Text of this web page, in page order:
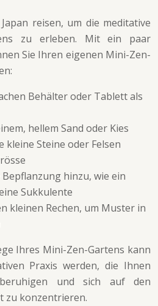
reisen, um die meditative
zu erleben. Mit ein paar
Sie Ihren eigenen Mini-Zen-
Behälter oder Tablett als
hellem Sand oder Kies
kleine Steine oder Felsen
Bepflanzung hinzu, wie ein
Sukkulente
kleinen Rechen, um Muster in
Ihres Mini-Zen-Gartens kann
Praxis werden, die Ihnen
und sich auf den
zu konzentrieren.